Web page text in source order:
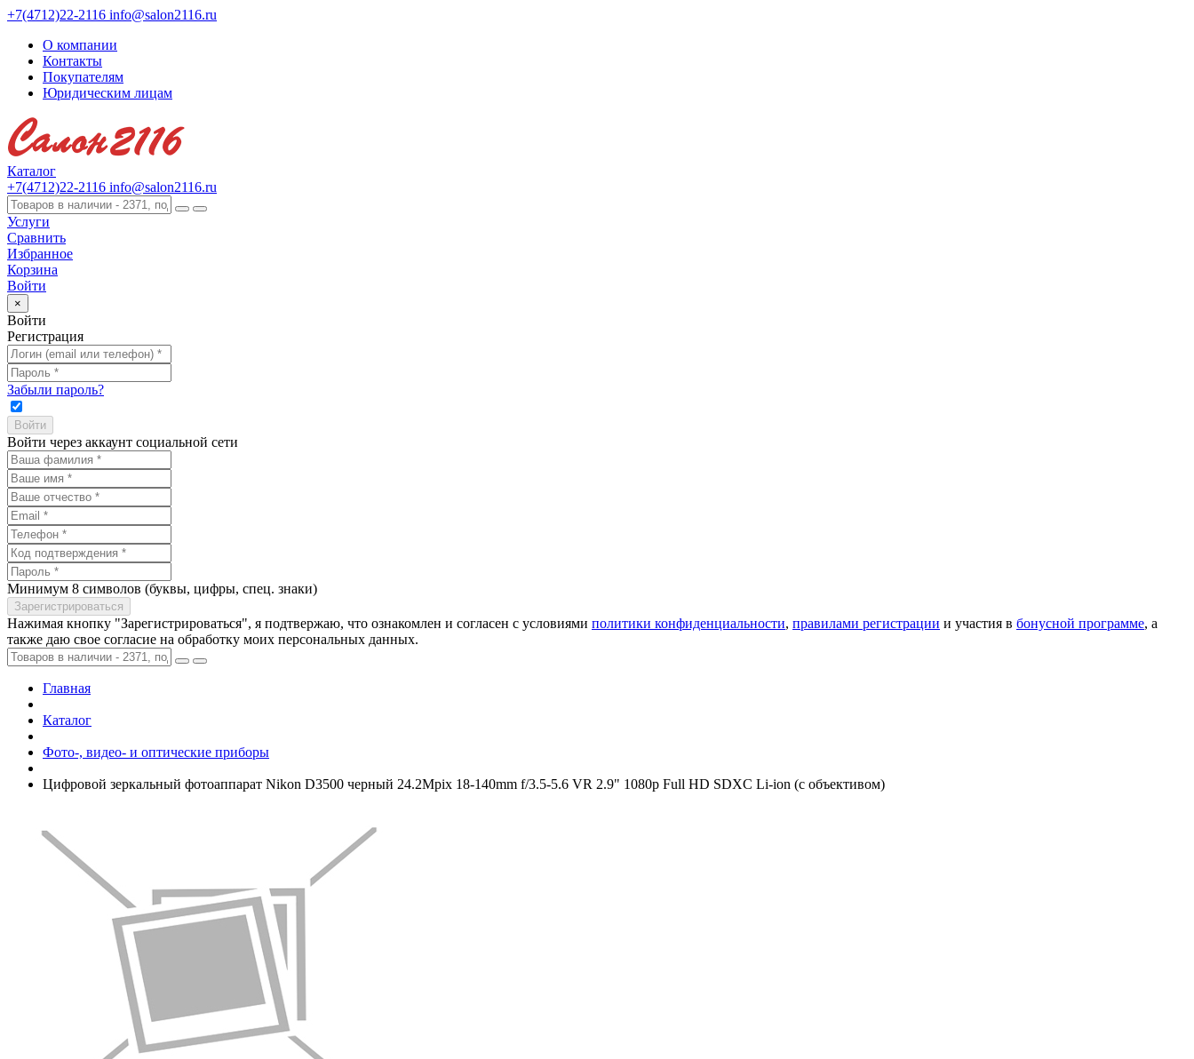
+7(4712)22-2116 info@salon2116.ru
О компании
Контакты
Покупателям
Юридическим лицам
Каталог
+7(4712)22-2116 info@salon2116.ru
Услуги
Сравнить
Избранное
Корзина
Войти
×
Войти
Регистрация
Забыли пароль?
Войти через аккаунт социальной сети
Минимум 8 символов (буквы, цифры, спец. знаки)
Нажимая кнопку "Зарегистрироваться", я подтвержаю, что ознакомлен и согласен с условиями политики конфиденциальности, правилами регистрации и участия в бонусной программе, а
также даю свое согласие на обработку моих персональных данных.
Главная
Каталог
Фото-, видео- и оптические приборы
Цифровой зеркальный фотоаппарат Nikon D3500 черный 24.2Mpix 18-140mm f/­3.5-5.6 VR 2.9" 1080p Full HD SDXC Li-ion (с объективом)